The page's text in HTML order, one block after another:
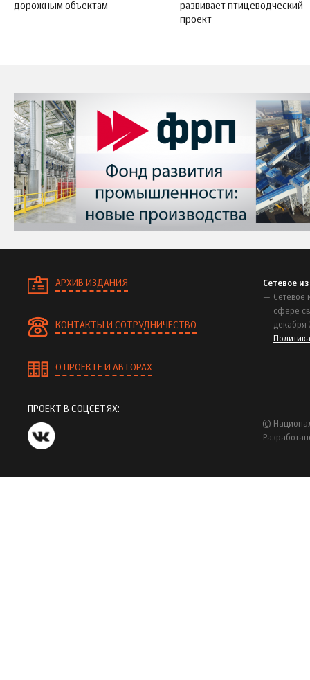
дорожным объектам
развивает птицеводческий
проект
АРХИВ ИЗДАНИЯ
КОНТАКТЫ И СОТРУДНИЧЕСТВО
О ПРОЕКТЕ И АВТОРАХ
Сетевое
Сетевое
сфере
декабря
ПРОЕКТ В СОЦСЕТЯХ:
©